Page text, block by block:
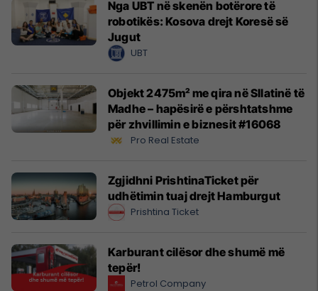
Nga UBT në skenën botërore të
robotikës: Kosova drejt Koresë së
Jugut
UBT
Objekt 2475m² me qira në Sllatinë të
Madhe – hapësirë e përshtatshme
për zhvillimin e biznesit #16068
Pro Real Estate
Zgjidhni PrishtinaTicket për
udhëtimin tuaj drejt Hamburgut
Prishtina Ticket
Karburant cilësor dhe shumë më
tepër!
Petrol Company